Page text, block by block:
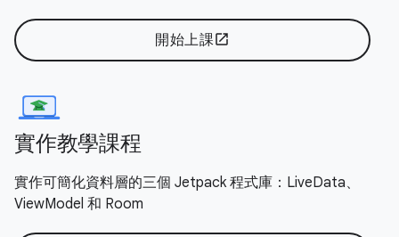
開始上課 open_in_new
實作教學課程
實作可簡化資料層的三個 Jetpack 程式庫：LiveData、
ViewModel 和 Room